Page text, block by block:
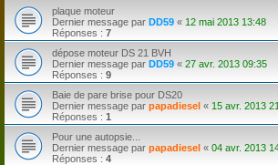
plaque moteur
Dernier message par DD59 « 12 mai 2013 13:48
Réponses : 7
dépose moteur DS 21 BVH
Dernier message par DD59 « 27 avr. 2013 09:35
Réponses : 9
Baie de pare brise pour DS20
Dernier message par papadiesel « 15 avr. 2013
Réponses : 1
Pour une autopsie...
Dernier message par papadiesel « 04 avr. 2013
Réponses : 4